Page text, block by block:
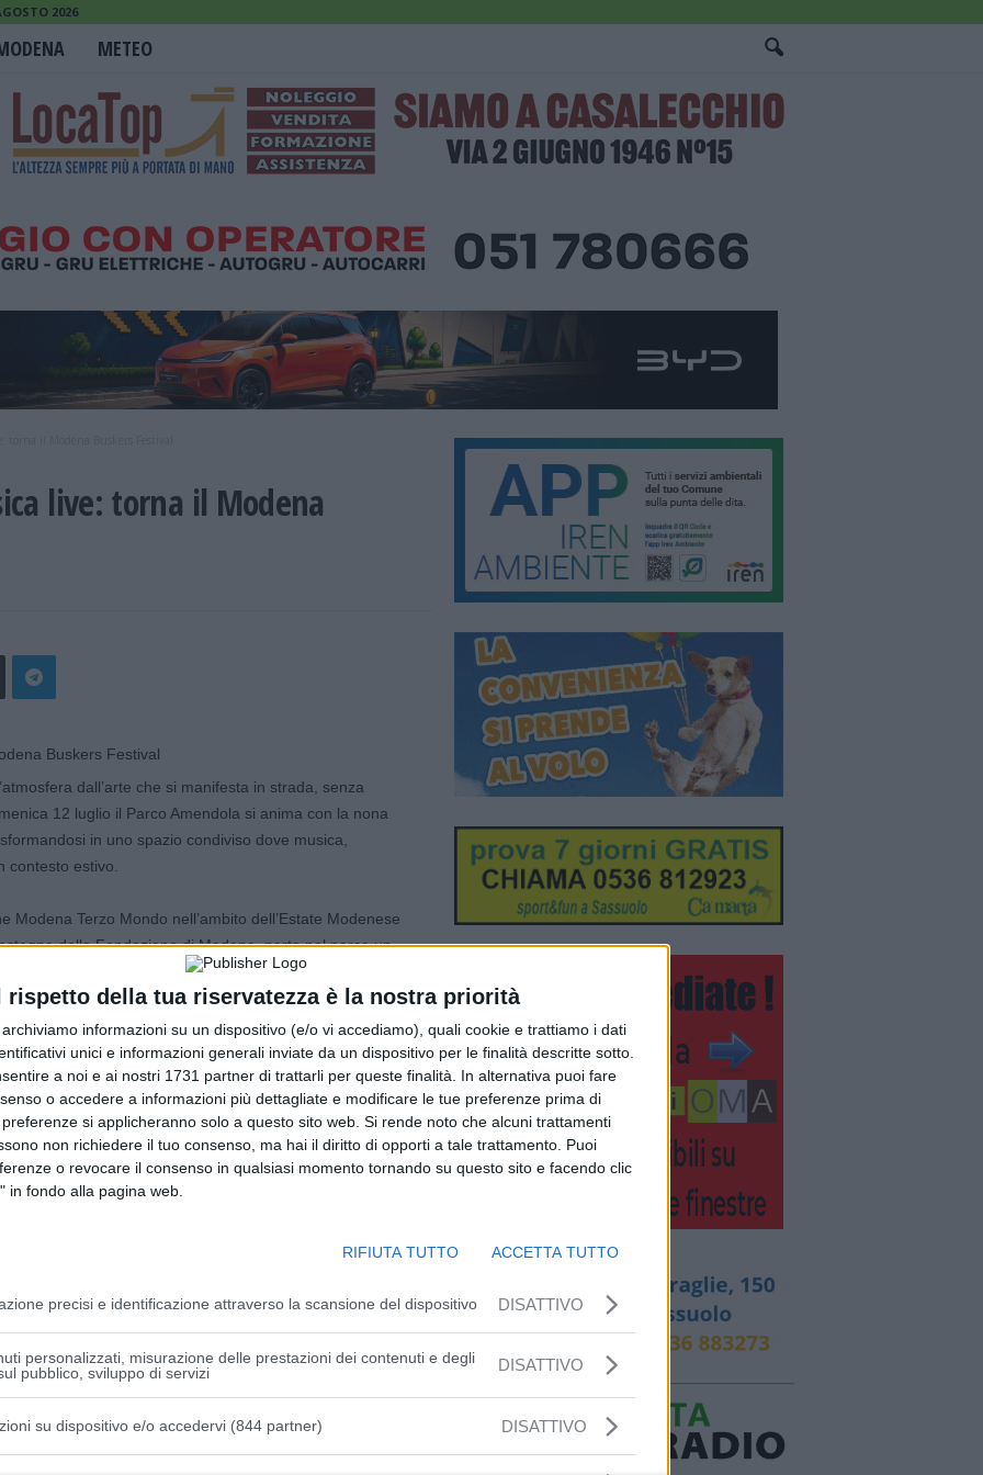
rispetto della tua riservatezza è la nostra priorità
informazioni su un dispositivo (e/o vi accediamo), quali cookie e trattiamo i dati
unici e informazioni generali inviate da un dispositivo per le finalità descritte sotto.
a noi e ai nostri 1731 partner di trattarli per queste finalità. In alternativa puoi fare
o accedere a informazioni più dettagliate e modificare le tue preferenze prima di
si applicheranno solo a questo sito web. Si rende noto che alcuni trattamenti
non richiedere il tuo consenso, ma hai il diritto di opporti a tale trattamento. Puoi
o revocare il consenso in qualsiasi momento tornando su questo sito e facendo clic
in fondo alla pagina web.
RIFIUTA TUTTO ACCETTA TUTTO
precisi e identificazione attraverso la scansione del dispositivo DISATTIVO
personalizzati, misurazione delle prestazioni dei contenuti e degli
pubblico, sviluppo di servizi
DISATTIVO
su dispositivo e/o accedervi (844 partner) DISATTIVO
2026
METEO
live: torna il Modena
dall’arte che si manifesta in strada, senza
12 luglio il Parco Amendola si anima con la nona
in uno spazio condiviso dove musica,
contesto estivo.
Modena Terzo Mondo nell’ambito dell’Estate Modenese
della Fondazione di Modena, porta nel parco un
incontri. Ogni sera, dalle 19 in poi, i buskers – musicisti,
a spettacoli diffusi, capaci di creare un rapporto diretto e
chi guarda e chi si esibisce si annulla fino a diventare
per alcuni deriva dallo spagnolo “buscar”, cercare,
possibilità; per altri richiama l’inglese “to busk”,
In ogni caso, si tratta di artisti che scelgono di portare la
ogni volta un’esperienza unica, fatta di energia,
dissolve nello spazio urbano, e l’incontro con il pubblico
un mercatino di artigiani e artisti, dove creatività e
un’area gastronomica che accompagna le serate con
dagli arrosticini alle piade, fino alle birre
di incontro e solidarietà, capace di coinvolgere
dove il divertimento si intreccia con